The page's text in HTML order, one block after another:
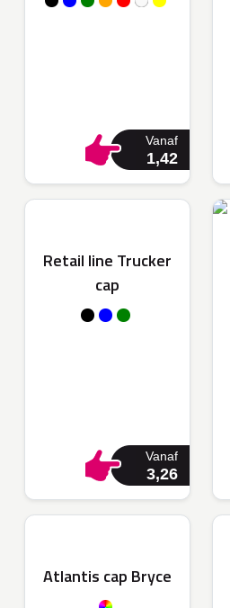
Vanaf
1,42
Retail line Trucker
cap
Vanaf
3,26
Atlantis cap Bryce